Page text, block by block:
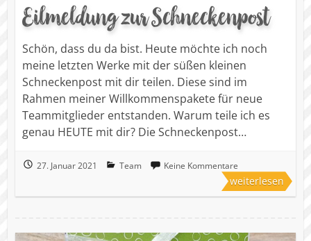
Eilmeldung zur Schneckenpost
Schön, dass du da bist. Heute möchte ich noch
meine letzten Werke mit der süßen kleinen
Schneckenpost mit dir teilen. Diese sind im
Rahmen meiner Willkommenspakete für neue
Teammitglieder entstanden. Warum teile ich es
genau HEUTE mit dir? Die Schneckenpost…
27. Januar 2021 Team Keine Kommentare
weiterlesen